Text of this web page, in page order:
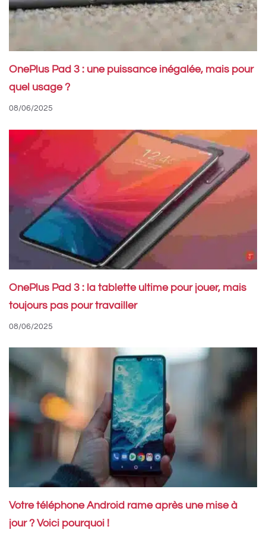
OnePlus Pad 3 : une puissance inégalée, mais pour
quel usage ?
08/06/2025
OnePlus Pad 3 : la tablette ultime pour jouer, mais
toujours pas pour travailler
08/06/2025
Votre téléphone Android rame après une mise à
jour ? Voici pourquoi !